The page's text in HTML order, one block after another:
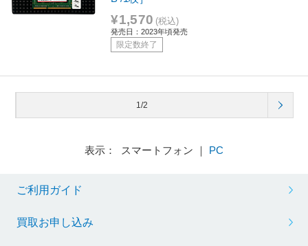
¥1,570 (税込)
発売日：2023年頃発売
限定数終了
1/2
表示： スマートフォン ｜ PC
ご利用ガイド
買取お申し込み